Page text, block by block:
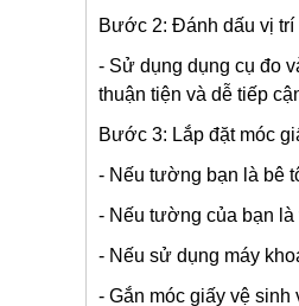
Bước 2: Đánh dấu vị trí
- Sử dụng dụng cụ đo
thuận tiện và dễ tiếp
Bước 3: Lắp đặt móc
- Nếu tường bạn là bê
- Nếu tường của bạn là
- Nếu sử dụng máy
- Gắn móc giấy vệ